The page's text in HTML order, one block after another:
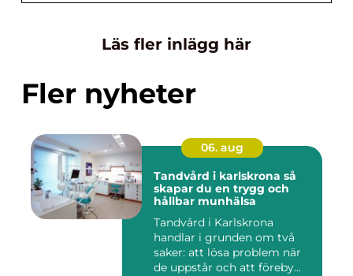
Läs fler inlägg här
Fler nyheter
06. aug
Tandvård i karlskrona så
skapar du en trygg och
hållbar munhälsa
Tandvård i Karlskrona
handlar i grunden om två
saker: att lösa problem när
de uppstår och att föreby...